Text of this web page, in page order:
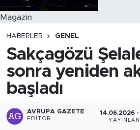
Magazin
HABERLER GENEL
Sakçagözü
sonra yeniden
başladı
AVRUPA GAZETE
EDITÖR
14.06.2026 -